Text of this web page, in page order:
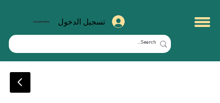
kuwaitmate تسجيل الدخول